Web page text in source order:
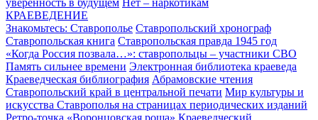
уверенность в будущем Нет – наркотикам
КРАЕВЕДЕНИЕ
Знакомьтесь: Ставрополье Ставропольский хронограф
Ставропольская книга Ставропольская правда 1945 год
«Когда Россия позвала…»: ставропольцы – участники СВО
Память сильнее времени Электронная библиотека краеведа
Краеведческая библиография Абрамовские чтения
Ставропольский край в центральной печати Мир культуры и
искусства Ставрополья на страницах периодических изданий
Ретро-точка «Воронцовская роща» Краеведческий